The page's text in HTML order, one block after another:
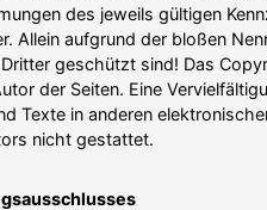
des jeweils gültigen
Allein aufgrund der bloßen
geschützt sind! Das
der Seiten. Eine
Texte in anderen
nicht gestattet.